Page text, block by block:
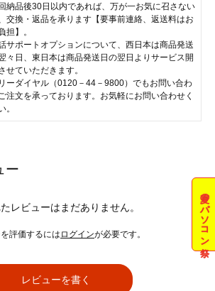
納品後30日以内であれば、万が一お気に召さない
交換・返品を承ります【要事前連絡、返送料はお
担】。
サポートオプションについて、西日本は商品発送
々日、東日本は商品発送日の翌日よりサービス開
せていただきます。
ーダイヤル（0120－44－9800）でもお問い合わ
注文を承っております。お気軽にお問い合わせく
。
ー
レビューはまだありません。
評価するには ログインが必要です。
レビューを書く
夏のパソコン祭